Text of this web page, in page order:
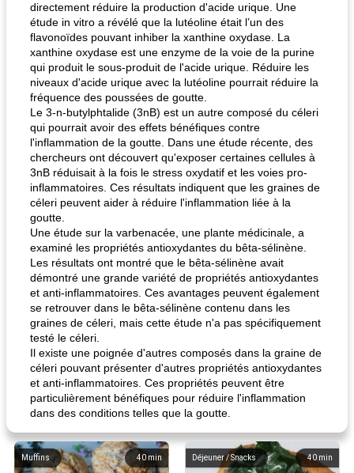
directement réduire la production d'acide urique. Une
étude in vitro a révélé que la lutéoline était l’un des
flavonoïdes pouvant inhiber la xanthine oxydase. La
xanthine oxydase est une enzyme de la voie de la purine
qui produit le sous-produit de l'acide urique. Réduire les
niveaux d'acide urique avec la lutéoline pourrait réduire la
fréquence des poussées de goutte.
Le 3-n-butylphtalide (3nB) est un autre composé du céleri
qui pourrait avoir des effets bénéfiques contre
l'inflammation de la goutte. Dans une étude récente, des
chercheurs ont découvert qu'exposer certaines cellules à
3nB réduisait à la fois le stress oxydatif et les voies pro-
inflammatoires. Ces résultats indiquent que les graines de
céleri peuvent aider à réduire l'inflammation liée à la
goutte.
Une étude sur la varbenacée, une plante médicinale, a
examiné les propriétés antioxydantes du bêta-sélinène.
Les résultats ont montré que le bêta-sélinène avait
démontré une grande variété de propriétés antioxydantes
et anti-inflammatoires. Ces avantages peuvent également
se retrouver dans le bêta-sélinène contenu dans les
graines de céleri, mais cette étude n'a pas spécifiquement
testé le céleri.
Il existe une poignée d'autres composés dans la graine de
céleri pouvant présenter d'autres propriétés antioxydantes
et anti-inflammatoires. Ces propriétés peuvent être
particulièrement bénéfiques pour réduire l'inflammation
dans des conditions telles que la goutte.
40 min
Muffins 40 min
Déjeuner / Snacks